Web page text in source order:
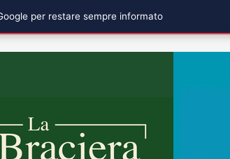
per restare sempre informato